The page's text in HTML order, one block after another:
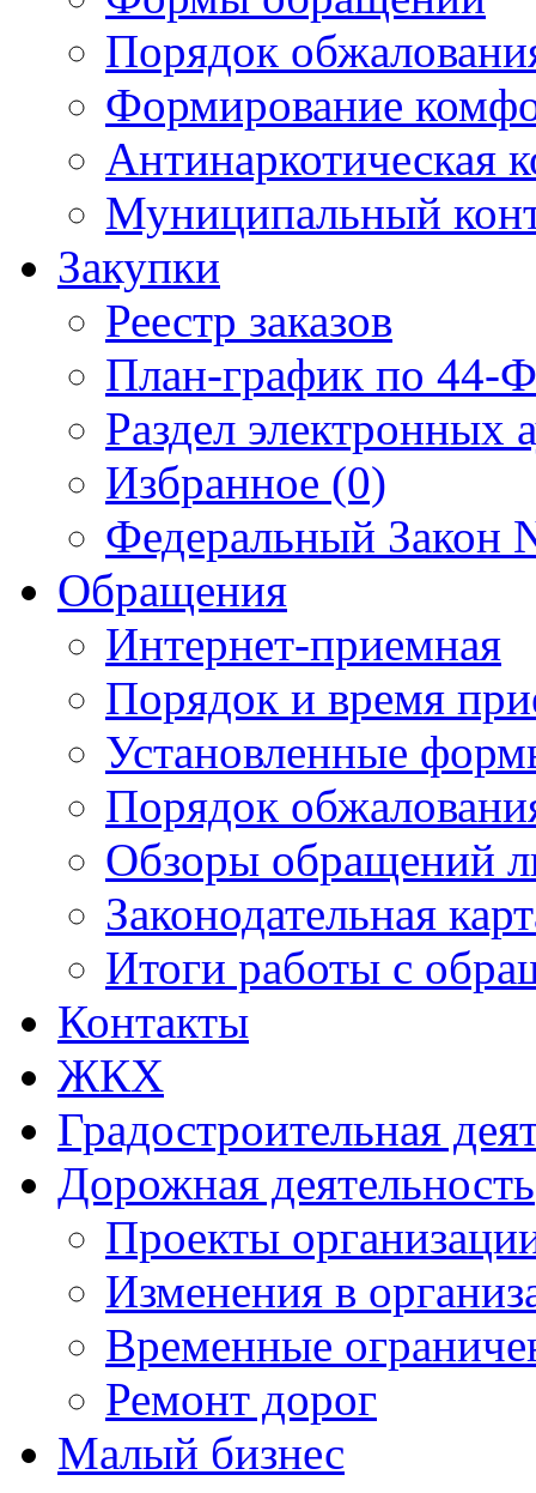
Порядок
Формирование
Антинаркотическая
Муниципальный
Закупки
Реестр заказов
План-график по 44-
Раздел
Избранное (0)
Федеральный Закон
Обращения
Интернет-приемная
Порядок и время
Установленные
Порядок
Обзоры обращений
Законодательная
Итоги работы с
Контакты
ЖКХ
Градостроительная
Дорожная деятельность
Проекты
Изменения в
Временные
Ремонт дорог
Малый бизнес